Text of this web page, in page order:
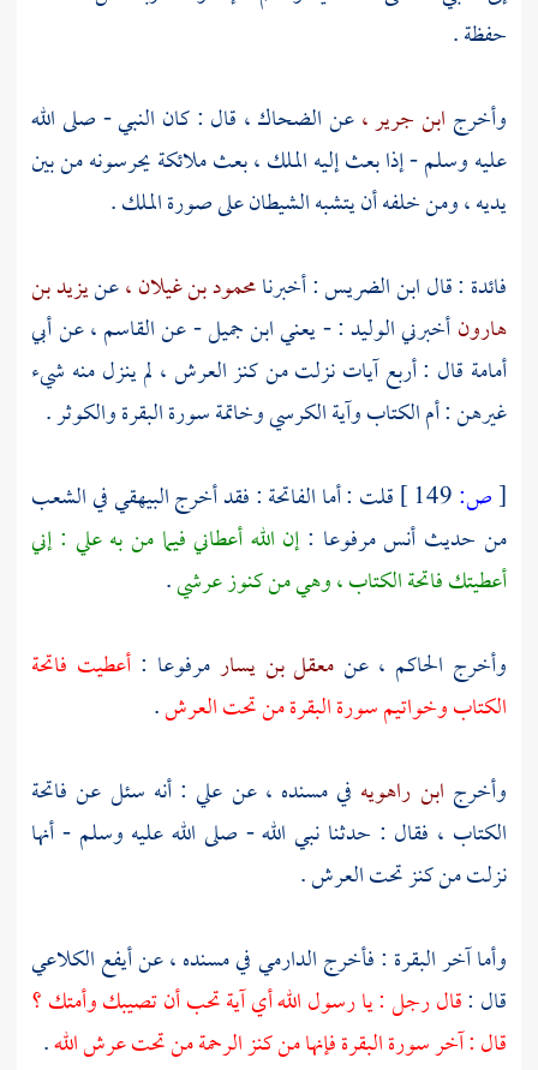
حفظة .
وأخرج ابن جرير ،عنالضحاك، قال : كان النبي - صلى الله
عليه وسلم - إذا بعث إليه الملك ، بعث ملائكة يحرسونه من بين
يديه ، ومن خلفه أن يتشبه الشيطان على صورة الملك .
فائدة : قالابن الضريس: أخبرنامحمود بن غيلان ،عنيزيد بن
هارونأخبرنيالوليد : - يعني ابن جميل- عنالقاسم ،عنأبي
أمامة قال : أربع آيات نزلت من كنز العرش ، لم ينزل منه شيء
غيرهن : أم الكتاب وآية الكرسي وخاتمة سورة البقرة والكوثر .
[ص: قلت : أما الفاتحة : فقد أخرجالبيهقيفي الشعب
من حديث أنسمرفوعا :إن الله أعطاني فيما من به علي : إني
أعطيتك فاتحة الكتاب ، وهي من كنوز عرشي.
وأخرج الحاكم ، عن معقل بن يسارمرفوعا : أعطيت فاتحة
الكتاب وخواتيم سورة البقرة من تحت العرش.
وأخرج ابن راهويه في مسنده ، عن علي : أنه سئل عن فاتحة
الكتاب ، فقال : حدثنا نبي الله - صلى الله عليه وسلم - أنها
نزلت من كنز تحت العرش .
وأما آخر البقرة : فأخرجالدارميفي مسنده ، عنأيفع الكلاعي
قال :قال رجل : يا رسول الله أي آية تحب أن تصيبك وأمتك ؟
قال : آخر سورة البقرة فإنها من كنز الرحمة من تحت عرش الله.